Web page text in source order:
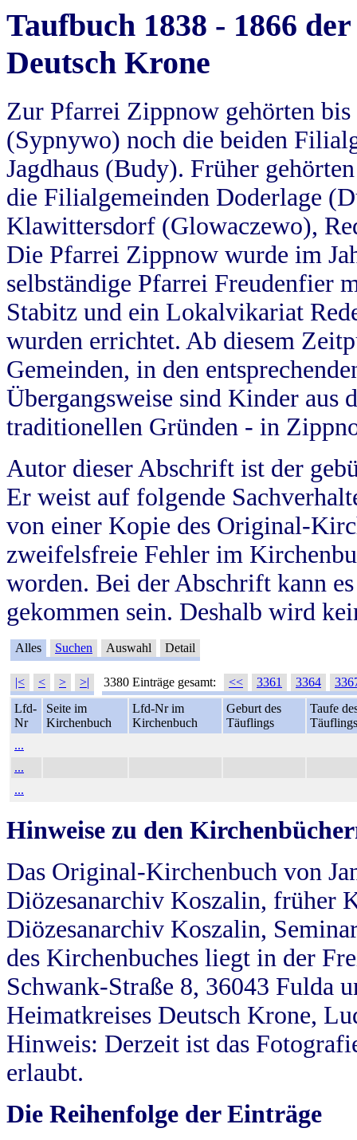
Taufbuch 1838 - 1866
Deutsch Krone
Zur Pfarrei Zippnow gehörten
(Sypnywo) noch die beiden
Jagdhaus (Budy). Früher
die Filialgemeinden Doderlage
Klawittersdorf (Glowaczewo),
Die Pfarrei Zippnow wurde im
selbständige Pfarrei Freudenfier
Stabitz und ein Lokalvikariat
wurden errichtet. Ab diesem
Gemeinden, in den
Übergangsweise sind Kinder aus
traditionellen Gründen - in
Autor dieser Abschrift ist der
Er weist auf folgende
von einer Kopie des Original-
zweifelsfreie Fehler im
worden. Bei der Abschrift kann
gekommen sein. Deshalb wird
Alles Suchen Auswahl Detail
|< < > >| 3380 Einträge gesamt: << 3361 3364
Lfd-
Nr
Seite im
Kirchenbuch
Lfd-Nr im
Kirchenbuch
Geburt des
Täuflings
Taufe
Täuflings
...
...
...
Hinweise zu den
Das Original-Kirchenbuch von
Diözesanarchiv Koszalin, früher
Diözesanarchiv Koszalin,
des Kirchenbuches liegt in der
Schwank-Straße 8, 36043 Fulda
Heimatkreises Deutsch Krone,
Hinweis: Derzeit ist das
erlaubt.
Die Reihenfolge der Einträge